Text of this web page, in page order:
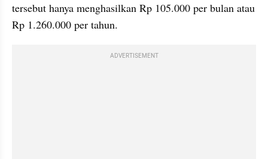
tersebut hanya menghasilkan Rp 105.000 per bulan atau
Rp 1.260.000 per tahun.
ADVERTISEMENT